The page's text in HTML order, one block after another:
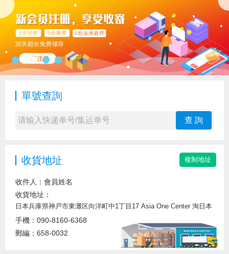
單號查詢
查 詢
收貨地址
收件人：會員姓名
收貨地址：
手機：090-8160-6368
郵編：658-0032